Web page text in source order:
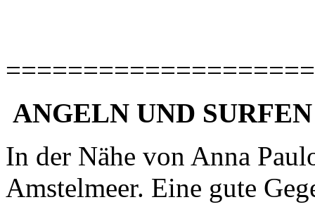
ANGELN UND
In der Nähe von Anna
Amstelmeer. Eine gute